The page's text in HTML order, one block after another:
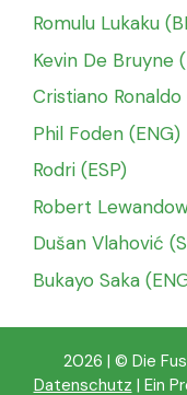
Romulu Lukaku
Kevin De Bruyne
Cristiano Ronaldo
Phil Foden (ENG)
Rodri (ESP)
Robert
Dušan Vlahović
Bukayo Saka
2026 | © Die
Datenschutz | Ein